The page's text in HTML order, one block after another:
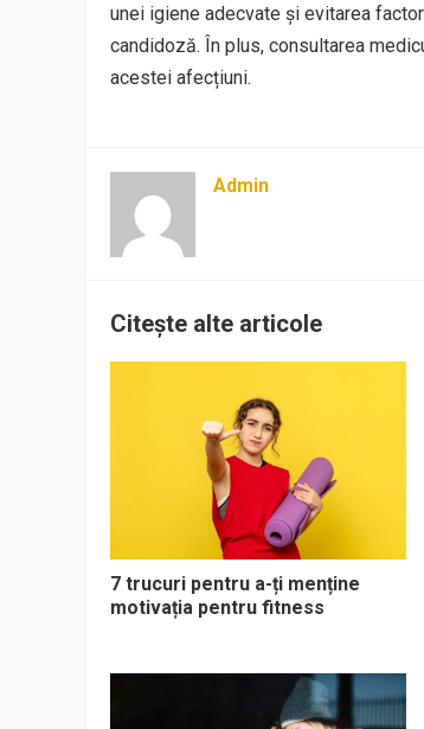
unei igiene adecvate și evitarea
candidoză. În plus, consultarea
acestei afecțiuni.
Admin
Citește alte articole
7 trucuri pentru a-ți menține
motivația pentru fitness